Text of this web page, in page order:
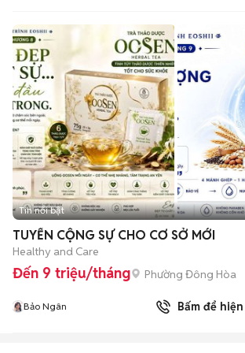
Tin nổi bật
TUYỂN CỘNG SỰ CHO CƠ SỞ MỚI
Healthy and Care
Đến 9 triệu/tháng Phường Đông Hòa
Bảo Ngân Bấm để